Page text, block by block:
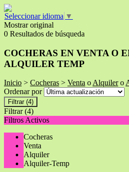
Seleccionar idioma ▼
Mostrar original
0 Resultados de búsqueda
COCHERAS EN VENTA O
ALQUILER TEMP
Inicio > Cocheras > Venta oAlquilero
Ordenar por
Filtrar (4)
Filtrar (4)
Filtros Activos
Cocheras
Venta
Alquiler
Alquiler-Temp